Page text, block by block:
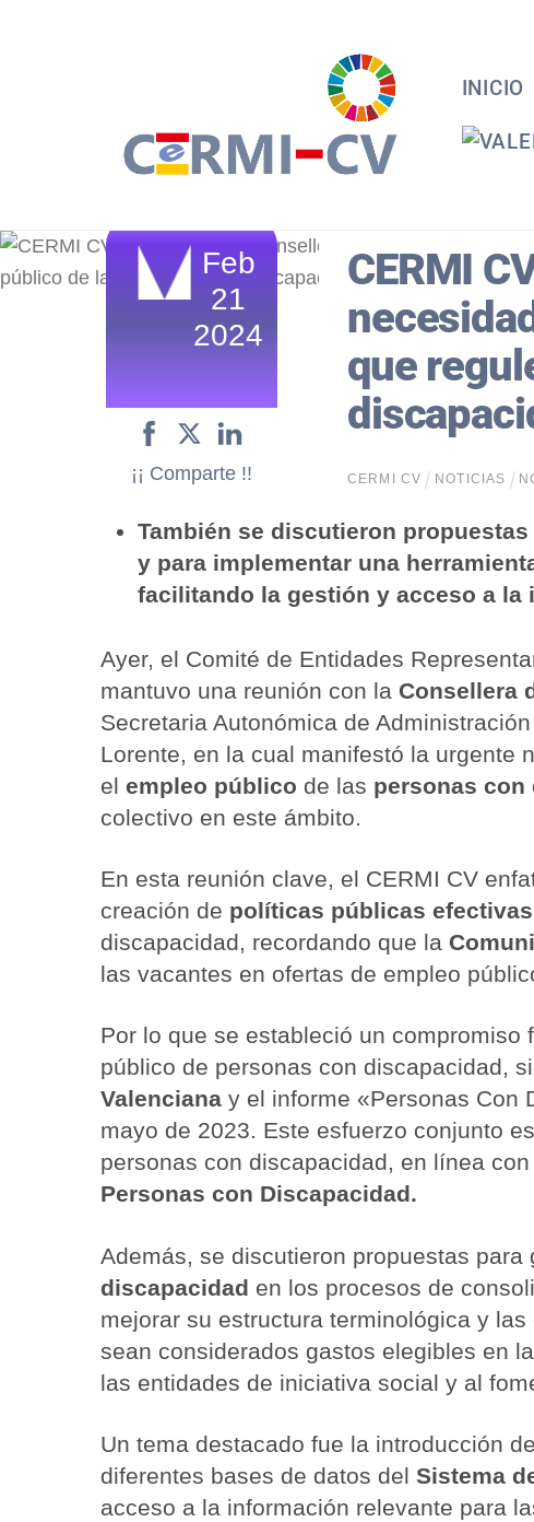
INICIO
Feb
21
2024
¡¡ Comparte !!
CERMI
que
CERMI CV NOTICIAS
También se discutieron
y para implementar una
facilitando la gestión y acceso a la
Ayer, el Comité de Entidades
mantuvo una reunión con la Consellera
Secretaria Autonómica de
Lorente, en la cual manifestó la urgente
el empleo público de las personas con
colectivo en este ámbito.
En esta reunión clave, el CERMI CV
creación de políticas públicas efectivas
discapacidad, recordando que la
las vacantes en ofertas de empleo
Por lo que se estableció un
público de personas con discapacidad,
Valenciana y el informe «Personas Con
mayo de 2023. Este esfuerzo conjunto
personas con discapacidad, en línea
Personas con Discapacidad.
Además, se discutieron propuestas para
discapacidad en los procesos de
mejorar su estructura terminológica y
sean considerados gastos elegibles en
las entidades de iniciativa social y al
Un tema destacado fue la introducción
diferentes bases de datos del Sistema
acceso a la información relevante para